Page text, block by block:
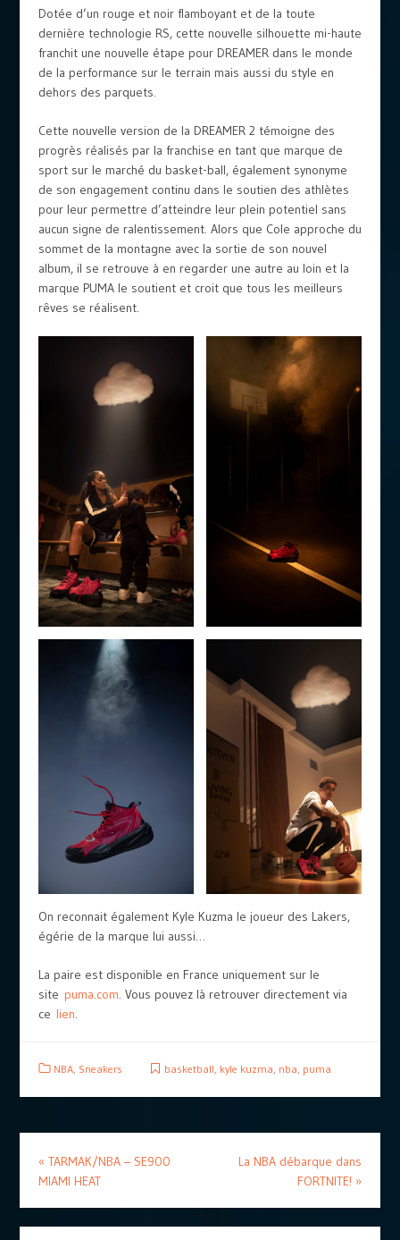
Dotée d’un rouge et noir flamboyant et de la toute
dernière technologie RS, cette nouvelle silhouette mi-haute
franchit une nouvelle étape pour DREAMER dans le monde
de la performance sur le terrain mais aussi du style en
dehors des parquets.
Cette nouvelle version de la DREAMER 2 témoigne des
progrès réalisés par la franchise en tant que marque de
sport sur le marché du basket-ball, également synonyme
de son engagement continu dans le soutien des athlètes
pour leur permettre d’atteindre leur plein potentiel sans
aucun signe de ralentissement. Alors que Cole approche du
sommet de la montagne avec la sortie de son nouvel
album, il se retrouve à en regarder une autre au loin et la
marque PUMA le soutient et croit que tous les meilleurs
rêves se réalisent.
On reconnait également Kyle Kuzma le joueur des Lakers,
égérie de la marque lui aussi…
La paire est disponible en France uniquement sur le
site puma.com. Vous pouvez là retrouver directement via
ce lien.
NBA, Sneakers basketball, kyle kuzma, nba, puma
« TARMAK/NBA – SE900
MIAMI HEAT
La NBA débarque dans
FORTNITE! »